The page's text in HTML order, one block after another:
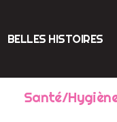
BELLES HISTOIRES
Santé/